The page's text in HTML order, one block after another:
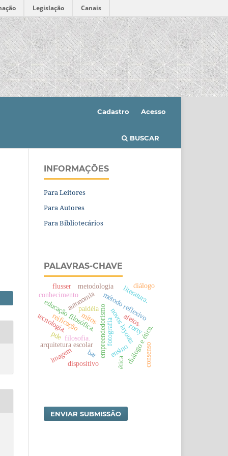
Legislação Canais
BUSCAR
Cadastro Acesso
INFORMAÇÕES
Para Leitores
Para Autores
Para Bibliotecários
PALAVRAS-CHAVE
empreendedorismo
filosofia.
reificação
educação filosófica. novos layouts
arquitetura escolar diálogo e ética.
método reflexivo
tecnologia. fotografia
autonomia
conhecimento
paidéia
imagem
literatura.
metodologia
ensino
diálogo
dispositivo
flusser
consenso
rorty
ética
bar
mitos
pde
afetos.
ENVIAR SUBMISSÃO